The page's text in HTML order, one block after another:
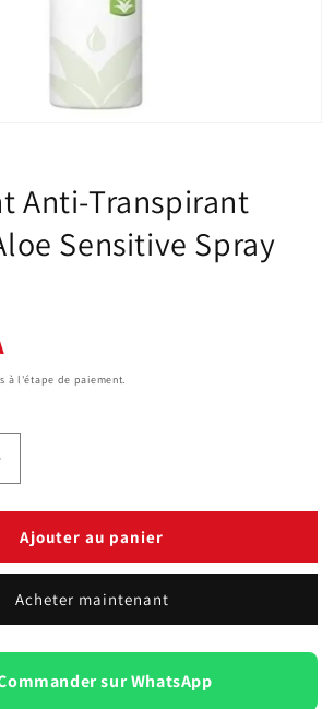
Anti-Transpirant
Sensitive Spray
à l'étape de paiement.
Transpirant
Ajouter au panier
Acheter maintenant
sur WhatsApp